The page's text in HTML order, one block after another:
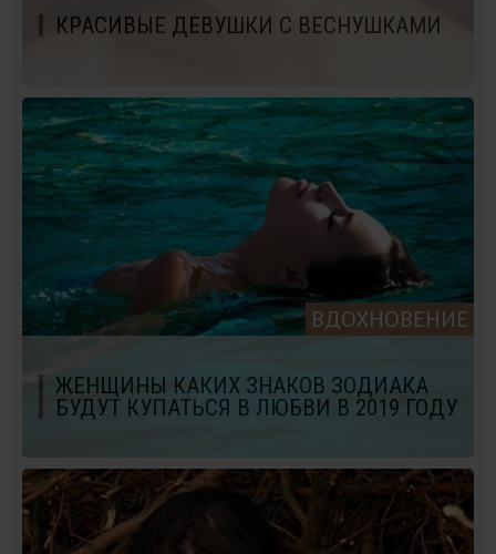
КРАСИВЫЕ ДЕВУШКИ С ВЕСНУШКАМИ
ВДОХНОВЕНИЕ
ЖЕНЩИНЫ КАКИХ ЗНАКОВ ЗОДИАКА
БУДУТ КУПАТЬСЯ В ЛЮБВИ В 2019 ГОДУ